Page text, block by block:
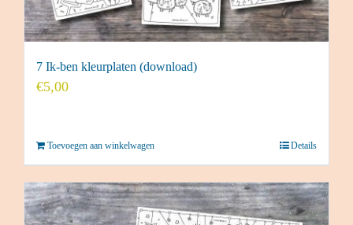
7 Ik-ben kleurplaten (download)
€5,00
Toevoegen aan winkelwagen Details